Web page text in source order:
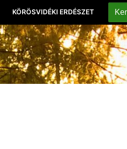
KÖRÖSVIDÉKI ERDÉSZET